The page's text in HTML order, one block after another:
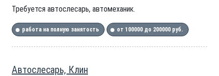
Требуется автослесарь, автомеханик.
работа на полную занятость от 100000 до 200000 руб.
Автослесарь, Клин